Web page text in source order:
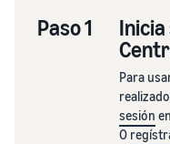
Paso 1
Para
sesión
O